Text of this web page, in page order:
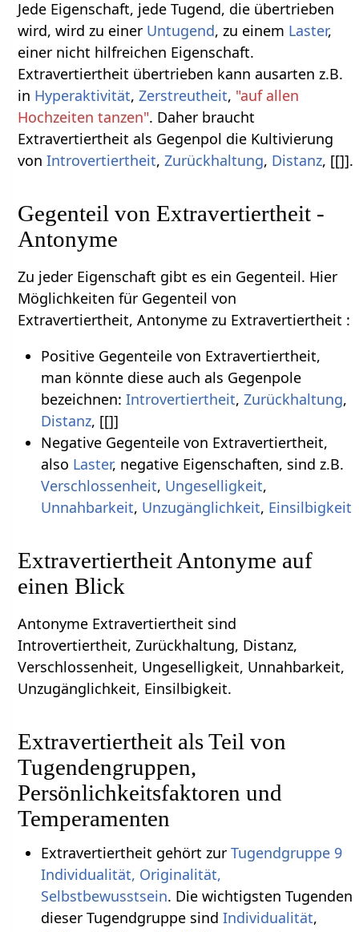
Jede Eigenschaft, jede Tugend, die übertrieben
wird, wird zu einer Untugend, zu einem Laster,
einer nicht hilfreichen Eigenschaft.
Extravertiertheit übertrieben kann ausarten z.B.
in Hyperaktivität,Zerstreutheit, "auf allen
Hochzeiten tanzen". Daher braucht
Extravertiertheit als Gegenpol die Kultivierung
vonIntrovertiertheit,Zurückhaltung, Distanz, [[]].
Gegenteil von Extravertiertheit -
Antonyme
Zu jeder Eigenschaft gibt es ein Gegenteil. Hier
Möglichkeiten für Gegenteil von
Extravertiertheit, Antonyme zu Extravertiertheit :
Positive Gegenteile von Extravertiertheit,
man könnte diese auch als Gegenpole
bezeichnen: Introvertiertheit, Zurückhaltung,
Distanz, [[]]
Negative Gegenteile von Extravertiertheit,
also Laster, negative Eigenschaften, sind z.B.
Verschlossenheit, Ungeselligkeit,
Unnahbarkeit, Unzugänglichkeit, Einsilbigkeit
Extravertiertheit Antonyme auf
einen Blick
Antonyme Extravertiertheit sind
Introvertiertheit, Zurückhaltung, Distanz,
Verschlossenheit, Ungeselligkeit, Unnahbarkeit,
Unzugänglichkeit, Einsilbigkeit.
Extravertiertheit als Teil von
Tugendengruppen,
Persönlichkeitsfaktoren und
Temperamenten
Extravertiertheit gehört zur Tugendgruppe 9
Individualität, Originalität,
Selbstbewusstsein. Die wichtigsten Tugenden
dieser Tugendgruppe sind Individualität,